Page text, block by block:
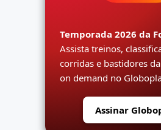
Temporada 2026 da
Assista treinos,
corridas e bastidores
on demand no
Assinar